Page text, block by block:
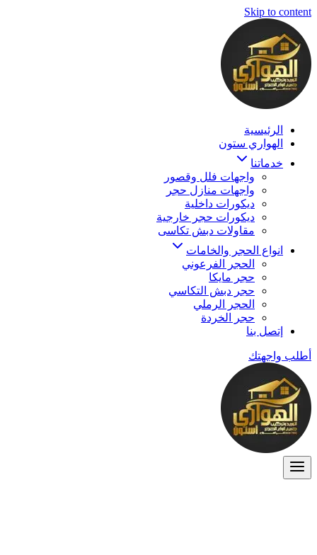
Skip to content
الرئيسية
الهواري ستون
خدماتنا
واجهات فلل وقصور
واجهات منازل حجر
ديكورات داخلية
ديكورات حجر خارجية
مقاولات دبش تكاسى
انواع الحجر والخامات
الحجر الفرعوني
حجر مايكا
حجر دبش التكاسي
الحجر الرملي
حجر الخردة
إتصل بنا
أطلب واجهتك